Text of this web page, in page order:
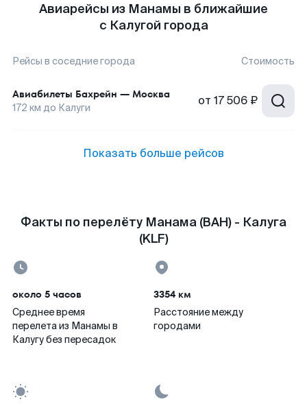
Авиарейсы из Манамы в ближайшие
с Калугой города
Рейсы в соседние города Стоимость
Авиабилеты Бахрейн — Москва
172 км до Калуги от 17 506 ₽
Показать больше рейсов
Факты по перелёту Манама (BAH) - Калуга
(KLF)
около 5 часов
Среднее время
перелета из Манамы в
Калугу без пересадок
3354 км
Расстояние между
городами